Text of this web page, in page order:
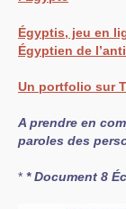
Égyptis, jeu en
Égyptien de
Un portfolio sur
A prendre en
paroles des
* * Document 8